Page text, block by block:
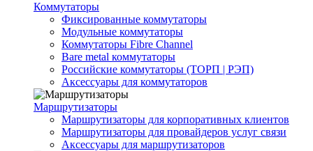
Коммутаторы
Фиксированные коммутаторы
Модульные коммутаторы
Коммутаторы Fibre Channel
Bare metal коммутаторы
Российские коммутаторы (ТОРП | РЭП)
Аксессуары для коммутаторов
Маршрутизаторы
Маршрутизаторы для корпоративных клиентов
Маршрутизаторы для провайдеров услуг связи
Аксессуары для маршрутизаторов